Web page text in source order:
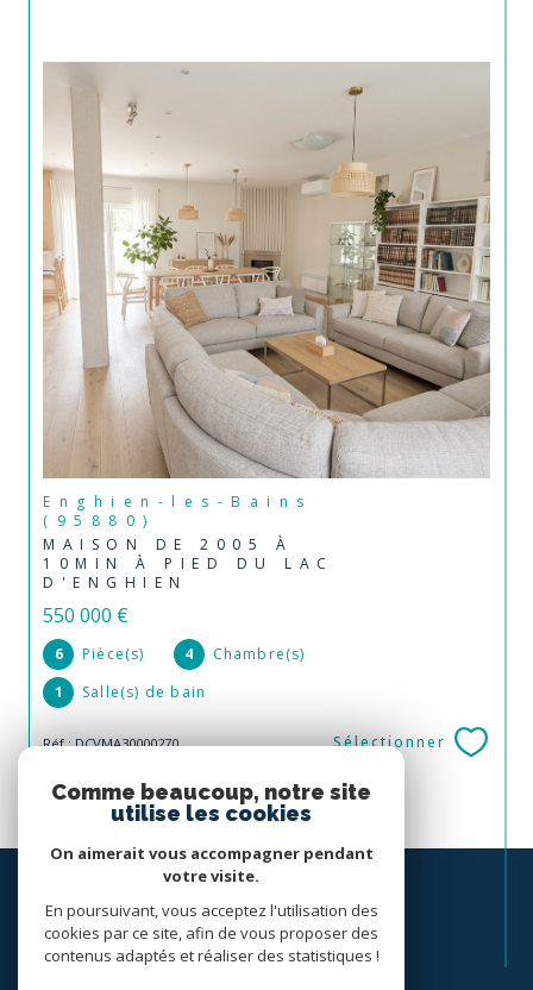
Enghien-les-Bains
(95880)
MAISON DE 2005 À
10MIN À PIED DU LAC
D'ENGHIEN
550 000 €
6 Pièce(s) 4
Chambre(s)
1
Salle(s) de bain
Réf : DCVMA30000270 Sélectionner
Comme beaucoup, notre site
utilise les cookies
On aimerait vous accompagner pendant
votre visite.
En poursuivant, vous acceptez l'utilisation des
cookies par ce site, afin de vous proposer des
contenus adaptés et réaliser des statistiques !